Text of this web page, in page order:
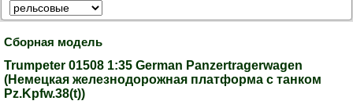
Сборная модель
Trumpeter 01508 1:35 German Panzertragerwagen
(Немецкая железнодорожная платформа с танком
Pz.Kpfw.38(t))